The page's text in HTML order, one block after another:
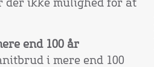
der ikke mulighed for at
end 100 år
i mere end 100